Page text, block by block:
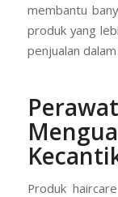
membantu
produk yang
penjualan
Produk